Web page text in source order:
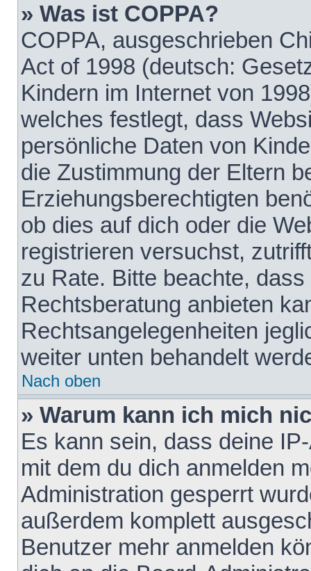
» Was ist COPPA?
COPPA, ausgeschrieben
Act of 1998 (deutsch:
Kindern im Internet von
welches festlegt, dass
persönliche Daten von
die Zustimmung der Eltern
Erziehungsberechtigten
ob dies auf dich oder die
registrieren versuchst,
zu Rate. Bitte beachte,
Rechtsberatung anbieten
Rechtsangelegenheiten
weiter unten behandelt
Nach oben
» Warum kann ich mich
Es kann sein, dass deine
mit dem du dich anmelden
Administration gesperrt
außerdem komplett
Benutzer mehr anmelden